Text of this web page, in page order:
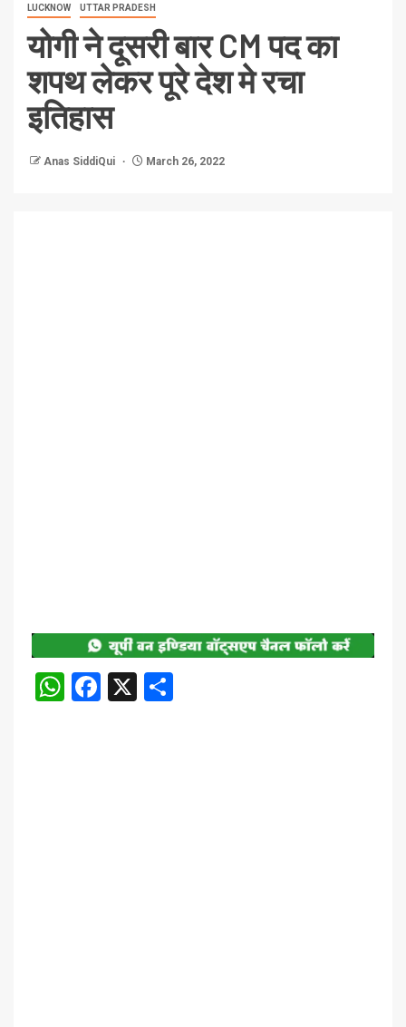
LUCKNOW UTTAR PRADESH
योगी ने दूसरी बार CM पद का
शपथ लेकर पूरे देश मे रचा
इतिहास
Anas SiddiQui March 26, 2022
WhatsApp
Facebook
X